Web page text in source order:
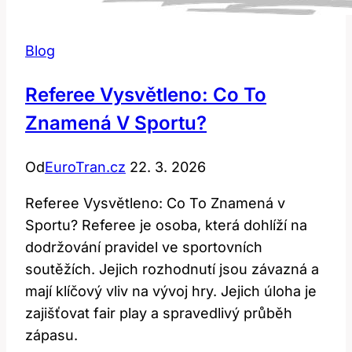
Blog
Referee Vysvětleno: Co To
Znamená V Sportu?
OdEuroTran.cz 22. 3. 2026
Referee Vysvětleno: Co To Znamená v
Sportu? Referee je osoba, která dohlíží na
dodržování pravidel ve sportovních
soutěžích. Jejich rozhodnutí jsou závazná a
mají klíčový vliv na vývoj hry. Jejich úloha je
zajišťovat fair play a spravedlivý průběh
zápasu.